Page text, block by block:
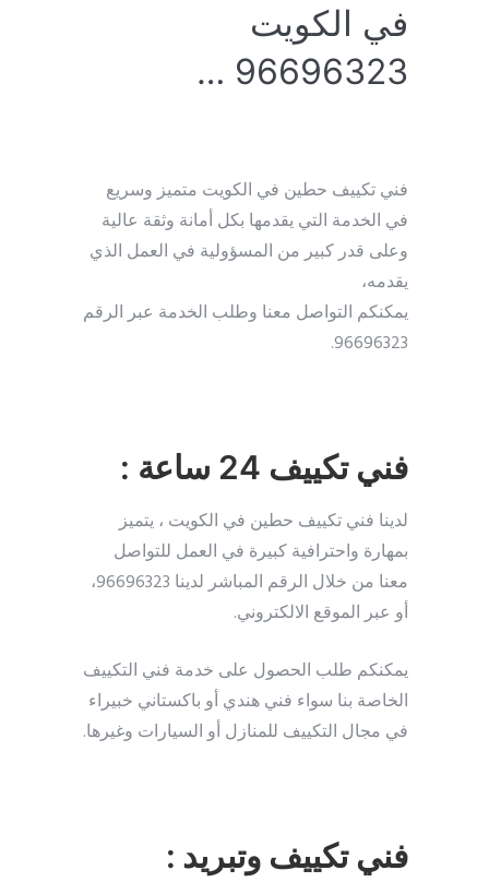
في الكويت
96696323 …
فني تكييف حطين في الكويت متميز وسريع
في الخدمة التي يقدمها بكل أمانة وثقة عالية
وعلى قدر كبير من المسؤولية في العمل الذي
يقدمه،
يمكنكم التواصل معنا وطلب الخدمة عبر الرقم
96696323.
فني تكييف 24 ساعة :
لدينا فني تكييف حطين في الكويت ، يتميز
بمهارة واحترافية كبيرة في العمل للتواصل
معنا من خلال الرقم المباشر لدينا 96696323،
أو عبر الموقع الالكتروني.
يمكنكم طلب الحصول على خدمة فني التكييف
الخاصة بنا سواء فني هندي أو باكستاني خبيراء
في مجال التكييف للمنازل أو السيارات وغيرها.
فني تكييف وتبريد :